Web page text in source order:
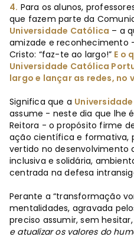
4. Para os alunos,
que fazem parte da
Universidade Católica – a
amizade e reconhecimento
Cristo: “faz-te ao largo!” E o
Universidade Católica
largo e lançar as redes, no
Significa que a
assume - neste dia que lhe
Reitora - o propósito firme
ação científica e formativa,
vertido no desenvolvimento
inclusiva e solidária,
centrada na defesa
Perante a “transformação
mentalidades, agravada
preciso assumir, sem
e atualizar os valores do